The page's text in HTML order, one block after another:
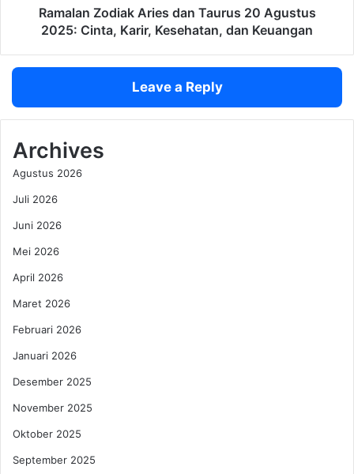
:
k
n
a
n
r
l
,
a
j
n
K
k
i
i
s
d
a
n
a
u
2
0
g
u
t
2
Ramalan Zodiak Aries dan Taurus 20 Agustus
2025: Cinta, Karir, Kesehatan, dan Keuangan
Leave a Reply
Archives
Agustus 2026
Juli 2026
Juni 2026
Mei 2026
April 2026
Maret 2026
Februari 2026
Januari 2026
Desember 2025
November 2025
Oktober 2025
September 2025